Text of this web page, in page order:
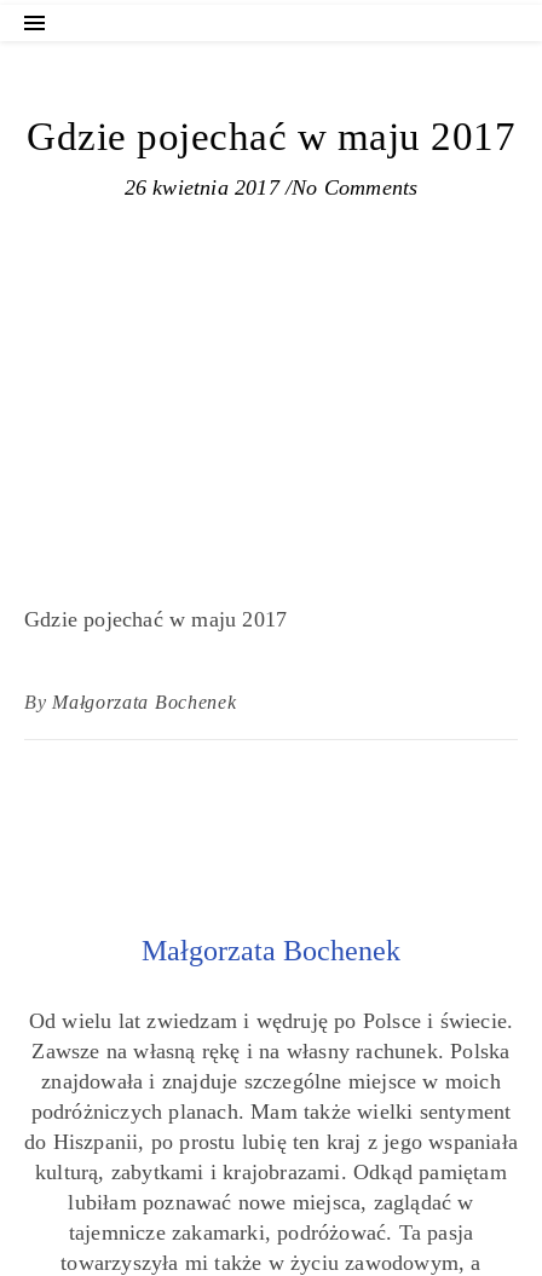
Gdzie pojechać w maju 2017
26 kwietnia 2017 /No Comments
Gdzie pojechać w maju 2017
By Małgorzata Bochenek
Małgorzata Bochenek
Od wielu lat zwiedzam i wędruję po Polsce i świecie.
Zawsze na własną rękę i na własny rachunek. Polska
znajdowała i znajduje szczególne miejsce w moich
podróżniczych planach. Mam także wielki sentyment
do Hiszpanii, po prostu lubię ten kraj z jego wspaniała
kulturą, zabytkami i krajobrazami. Odkąd pamiętam
lubiłam poznawać nowe miejsca, zaglądać w
tajemnicze zakamarki, podróżować. Ta pasja
towarzyszyła mi także w życiu zawodowym, a